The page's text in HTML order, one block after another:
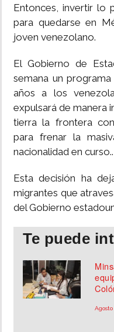
Entonces, invertir lo
para quedarse en
joven venezolano.
El Gobierno de
semana un
años a los
expulsará de manera
tierra la frontera
para frenar la
nacionalidad en curso..
Esta decisión ha
migrantes que
del Gobierno
Te puede
Agosto